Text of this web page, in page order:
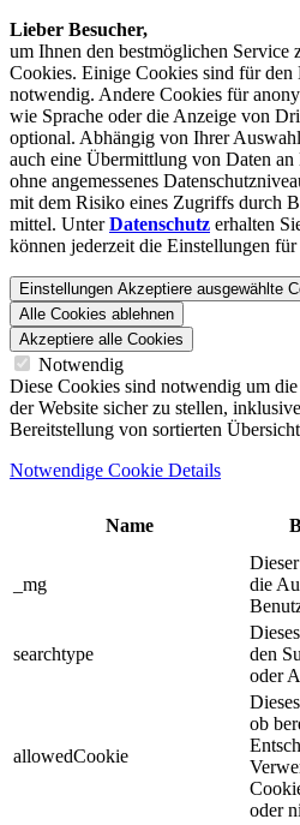
Lieber Besucher,
um Ihnen den best­möglichen Service
Cookies. Einige Cookies sind für den
notwendig. Andere Cookies für
wie Sprache oder die Anzeige von
optional. Abhängig von Ihrer
auch eine Übermittlung von Daten
ohne angemessenes
mit dem Risiko eines Zugriffs durch
mittel. UnterDatenschutz erhalten
können jederzeit die Einstellungen für
Einstellungen Akzeptiere ausgewählte
Alle Cookies ablehnen
Akzeptiere alle Cookies
Notwendig
Diese Cookies sind notwendig um
der Website sicher zu stellen,
Bereitstellung von sortierten
Notwendige Cookie Details
Name
_mg
die
searchtype
den
oder
allowedCookie
ob
oder